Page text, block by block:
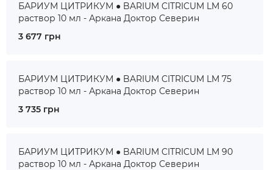
БАРИУМ ЦИТРИКУМ ● BARIUM CITRICUM LM 60
раствор 10 мл - Аркана Доктор Северин
3 677 грн
БАРИУМ ЦИТРИКУМ ● BARIUM CITRICUM LM 75
раствор 10 мл - Аркана Доктор Северин
3 735 грн
БАРИУМ ЦИТРИКУМ ● BARIUM CITRICUM LM 90
раствор 10 мл - Аркана Доктор Северин